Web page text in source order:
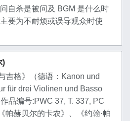
自杀是被问及 BGM 是什么时
要为不耐烦或误导观众时使
)
吉格》（德语：Kanon und
für drei Violinen und Basso
品编号:PWC 37, T. 337, PC
帕赫贝尔的卡农》、《约翰·帕